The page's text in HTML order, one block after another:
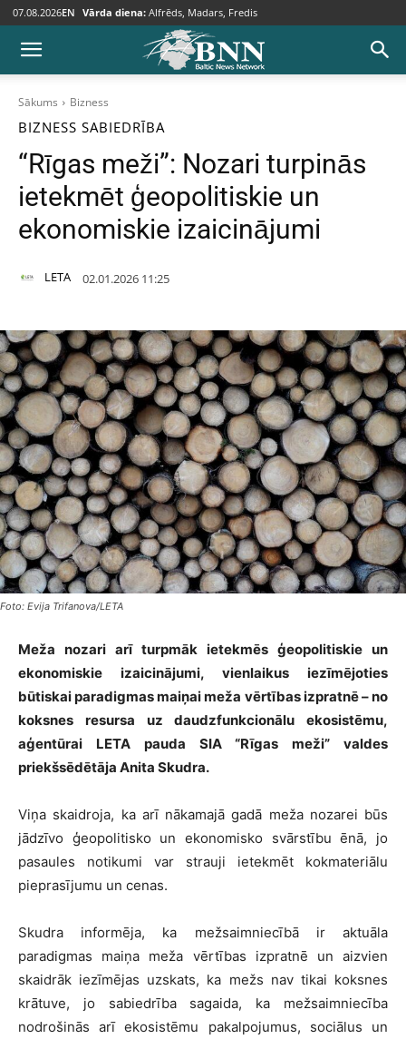
07.08.2026EN Vārda diena: Alfrēds, Madars, Fredis
Sākums Bizness
BIZNESS SABIEDRĪBA
“Rīgas meži”: Nozari turpinās
ietekmēt ģeopolitiskie un
ekonomiskie izaicinājumi
LETA 02.01.2026 11:25
Foto: Evija Trifanova/LETA
Meža nozari arī turpmāk ietekmēs ģeopolitiskie un
ekonomiskie izaicinājumi, vienlaikus iezīmējoties
būtiskai paradigmas maiņai meža vērtības izpratnē – no
koksnes resursa uz daudzfunkcionālu ekosistēmu,
aģentūrai LETA pauda SIA “Rīgas meži” valdes
priekšsēdētāja Anita Skudra.
Viņa skaidroja, ka arī nākamajā gadā meža nozarei būs
jādzīvo ģeopolitisko un ekonomisko svārstību ēnā, jo
pasaules notikumi var strauji ietekmēt kokmateriālu
pieprasījumu un cenas.
Skudra informēja, ka mežsaimniecībā ir aktuāla
paradigmas maiņa meža vērtības izpratnē un aizvien
skaidrāk iezīmējas uzskats, ka mežs nav tikai koksnes
krātuve, jo sabiedrība sagaida, ka mežsaimniecība
nodrošinās arī ekosistēmu pakalpojumus, sociālus un